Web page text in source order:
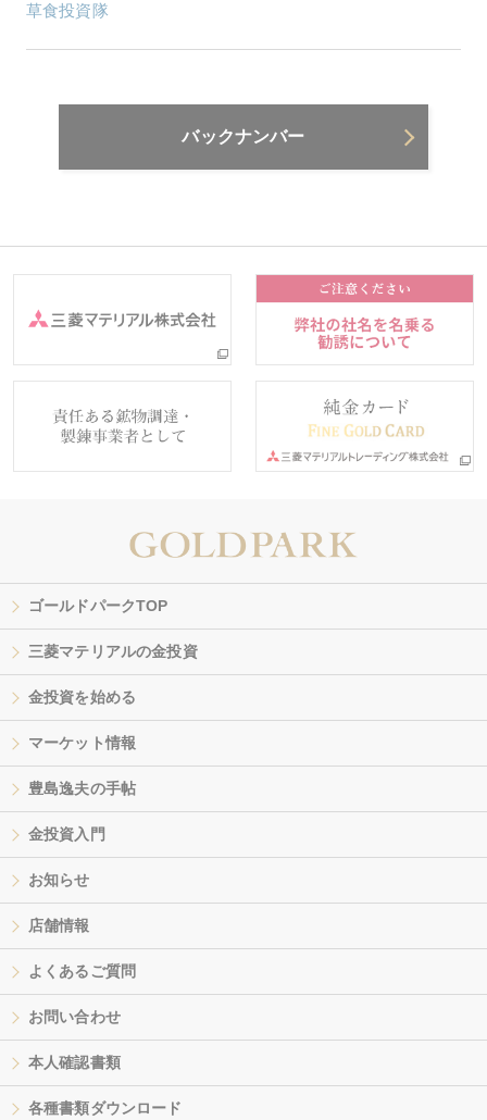
草食投資隊
バックナンバー
ゴールドパークTOP
三菱マテリアルの金投資
金投資を始める
マーケット情報
豊島逸夫の手帖
金投資入門
お知らせ
店舗情報
よくあるご質問
お問い合わせ
本人確認書類
各種書類ダウンロード